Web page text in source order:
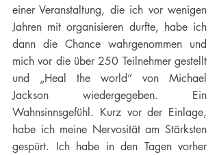
einer Veranstaltung, die ich vor wenigen
Jahren mit organisieren durfte, habe ich
dann die Chance wahrgenommen und
mich vor die über 250 Teilnehmer gestellt
und „Heal the world“ von Michael
Jackson wiedergegeben. Ein
Wahnsinnsgefühl. Kurz vor der Einlage,
habe ich meine Nervosität am Stärksten
gespürt. Ich habe in den Tagen vorher